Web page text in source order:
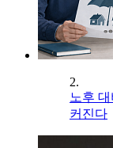
2.
노후
커진다